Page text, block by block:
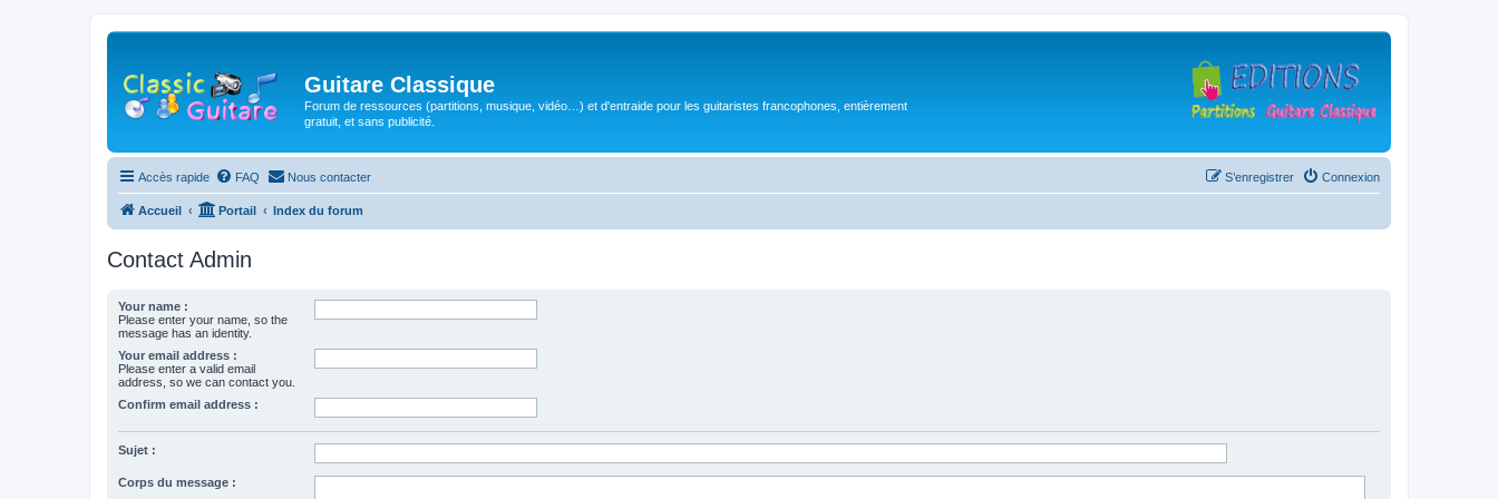
Guitare Classique
Forum de ressources (partitions, musique, vidéo…) et d'entraide pour les guitaristes francophones, entièrement
gratuit, et sans publicité.
Accès rapide FAQ Nous contacter Connexion
S’enregistrer
Accueil Portail Index du forum
Contact Admin
Your name :
Please enter your name, so the
message has an identity.
Your email address :
Please enter a valid email
address, so we can contact you.
Confirm email address :
Sujet :
Corps du message :